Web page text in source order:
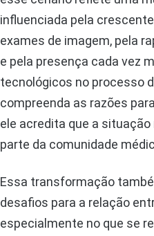
influenciada pela
exames de imagem, pela
e pela presença cada vez
tecnológicos no processo
compreenda as razões
ele acredita que a
parte da comunidade
Essa transformação
desafios para a relação
especialmente no que se